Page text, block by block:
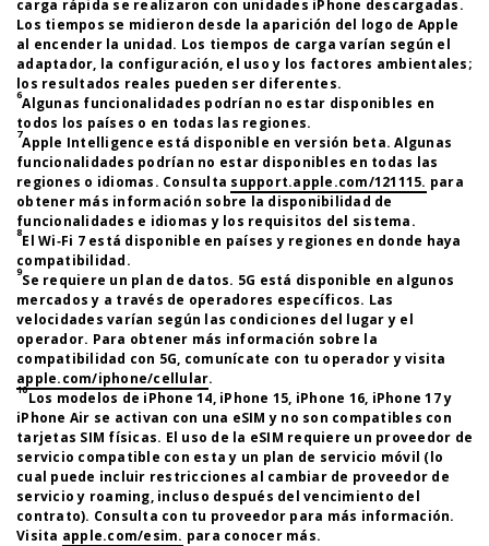
carga rápida se realizaron con unidades iPhone descargadas.
Los tiempos se midieron desde la aparición del logo de Apple
al encender la unidad. Los tiempos de carga varían según el
adaptador, la configuración, el uso y los factores ambientales;
los resultados reales pueden ser diferentes.
6Algunas funcionalidades podrían no estar disponibles en
todos los países o en todas las regiones.
7Apple Intelligence está disponible en versión beta. Algunas
funcionalidades podrían no estar disponibles en todas las
regiones o idiomas. Consulta support.apple.com/121115. para
obtener más información sobre la disponibilidad de
funcionalidades e idiomas y los requisitos del sistema.
8El Wi‑Fi 7 está disponible en países y regiones en donde haya
compatibilidad.
9Se requiere un plan de datos. 5G está disponible en algunos
mercados y a través de operadores específicos. Las
velocidades varían según las condiciones del lugar y el
operador. Para obtener más información sobre la
compatibilidad con 5G, comunícate con tu operador y visita
apple.com/iphone/cellular.
10Los modelos de iPhone 14, iPhone 15, iPhone 16, iPhone 17 y
iPhone Air se activan con una eSIM y no son compatibles con
tarjetas SIM físicas. El uso de la eSIM requiere un proveedor de
servicio compatible con esta y un plan de servicio móvil (lo
cual puede incluir restricciones al cambiar de proveedor de
servicio y roaming, incluso después del vencimiento del
contrato). Consulta con tu proveedor para más información.
Visita apple.com/esim. para conocer más.